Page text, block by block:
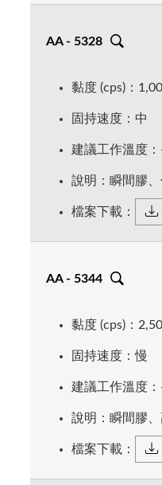
AA - 5411
瞬間膠、快
顏色 = 透明
速度 = 快
接著強度 = 10
工作溫度 = -50
包裝 = 20g、
AA - 5415
瞬間膠、高
顏色 = 透明
速度 = 慢 (10 ~
接著強度 = 10
工作溫度 = -50
包裝 = 20g、
AA - 4101
瞬間膠、高
顏色 = 透明
黏度 = 1,500
填縫 = 0.45 mm
工作溫度 = -60
AA - 5313
瞬間膠、快
屬強度佳
顏色 = 透明
速度 = 快 (3 ~
接著強度 = 3 ~
工作溫度 = -60
包裝 = 20g、
AA - 5328
黏度 (cps)：
固持速度：中
建議工作溫度
說明：瞬間膠
檔案下載：
AA - 5328
瞬間膠、低
顏色 = 透明
黏度 = 1,000 ~
填縫 = 0.3 mm
工作溫度 = -60
AA - 5344
黏度 (cps)：
固持速度：慢
建議工作溫度
說明：瞬間膠
檔案下載：
AA - 5344
瞬間膠、高
顏色 = 透明
黏度 = 1,700 ~
填縫 = *** mm
工作溫度 = -50
AA - 5361
瞬間膠、快
溫、耐化學
顏色 = 透明
速度 = 快 (1 ~
接著強度 = 10
工作溫度 = -54
包裝 = 20g、
AA - 5369
瞬間膠、快
化學、耐汽/
顏色 = 透明
速度 = 快 (1 ~
接著強度 = 10
工作溫度 = -60
包裝 = 20g、
溫 140C、
油
黏度 = 2,600 ~
速度 = 慢 (10 ~
接著強度 = 7 ~
工作溫度 = -
包裝 = 20g、
AA - 5398
瞬間膠、中
顏色 = 透明
黏度 = 500 ~
填縫 = 0.3 mm
工作溫度 = -60